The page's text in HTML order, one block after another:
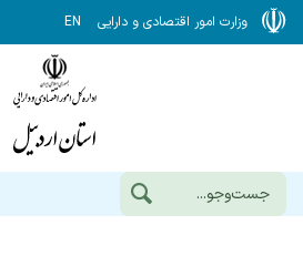
وزارت امور اقتصادی و دارایی EN